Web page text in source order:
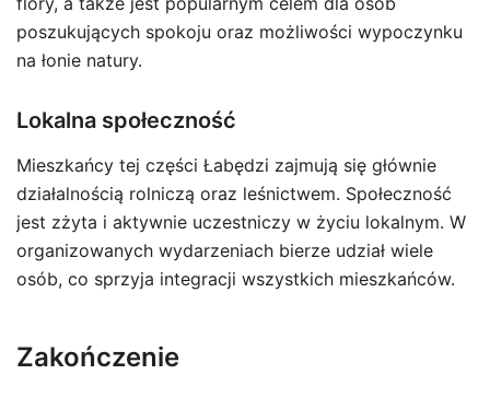
poszukujących spokoju oraz możliwości wypoczynku
na łonie natury.
Lokalna społeczność
Mieszkańcy tej części Łabędzi zajmują się głównie
działalnością rolniczą oraz leśnictwem. Społeczność
jest zżyta i aktywnie uczestniczy w życiu lokalnym. W
organizowanych wydarzeniach bierze udział wiele
osób, co sprzyja integracji wszystkich mieszkańców.
Zakończenie